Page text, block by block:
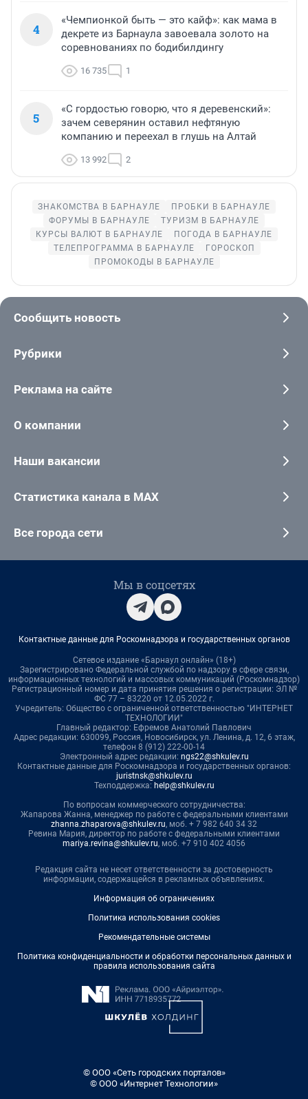
4
«Чемпионкой быть — это кайф»: как мама в
декрете из Барнаула завоевала золото на
соревнованиях по бодибилдингу
16 735 1
5
«С гордостью говорю, что я деревенский»:
зачем северянин оставил нефтяную
компанию и переехал в глушь на Алтай
13 992 2
ЗНАКОМСТВА В БАРНАУЛЕ
ПРОБКИ В БАРНАУЛЕ
ФОРУМЫ В БАРНАУЛЕ
ТУРИЗМ В БАРНАУЛЕ
КУРСЫ ВАЛЮТ В БАРНАУЛЕ
ПОГОДА В БАРНАУЛЕ
ТЕЛЕПРОГРАММА В БАРНАУЛЕ
ГОРОСКОП
ПРОМОКОДЫ В БАРНАУЛЕ
Сообщить новость
Рубрики
Реклама на сайте
О компании
Наши вакансии
Статистика канала в MAX
Все города сети
Мы в соцсетях
Контактные данные для Роскомнадзора и государственных органов
Сетевое издание «Барнаул онлайн» (18+)
Зарегистрировано Федеральной службой по надзору в сфере связи,
информационных технологий и массовых коммуникаций (Роскомнадзор)
Регистрационный номер и дата принятия решения о регистрации: ЭЛ №
ФС 77 – 83220 от 12.05.2022 г.
Учредитель: Общество с ограниченной ответственностью "ИНТЕРНЕТ
ТЕХНОЛОГИИ"
Главный редактор: Ефремов Анатолий Павлович
Адрес редакции: 630099, Россия, Новосибирск, ул. Ленина, д. 12, 6 этаж,
телефон 8 (912) 222-00-14
Электронный адрес редакции: ngs22@shkulev.ru
Контактные данные для Роскомнадзора и государственных органов:
juristnsk@shkulev.ru
Техподдержка: help@shkulev.ru
По вопросам коммерческого сотрудничества:
Жапарова Жанна, менеджер по работе с федеральными клиентами
zhanna.zhaparova@shkulev.ru, моб. + 7 982 640 34 32
Ревина Мария, директор по работе с федеральными клиентами
mariya.revina@shkulev.ru, моб. +7 910 402 4056
Редакция сайта не несет ответственности за достоверность
информации, содержащейся в рекламных объявлениях.
Информация об ограничениях
Политика использования cookies
Рекомендательные системы
Политика конфиденциальности и обработки персональных данных и
правила использования сайта
© ООО «Сеть городских порталов»
© ООО «Интернет Технологии»